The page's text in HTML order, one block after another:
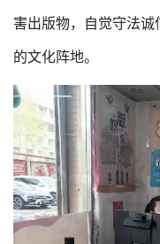
害出版物，自觉守法
的文化阵地。